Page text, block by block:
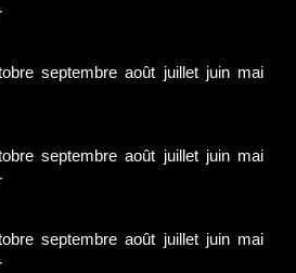
septembre août juillet juin mai
septembre août juillet juin mai
septembre août juillet juin mai